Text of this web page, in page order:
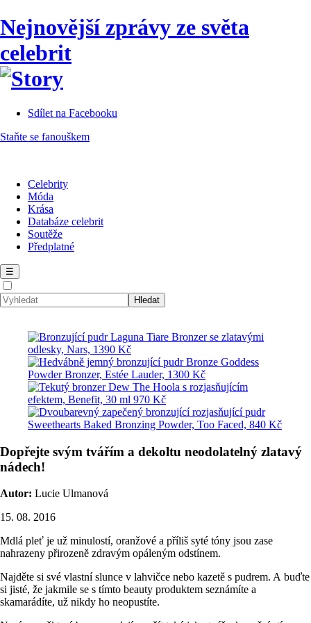
Nejnovější zprávy ze světa
celebrit
Sdílet na Facebooku
Staňte se fanouškem
Celebrity
Móda
Krása
Databáze celebrit
Soutěže
Předplatné
☰
Dopřejte svým tvářím a dekoltu neodolatelný zlatavý
nádech!
Autor: Lucie Ulmanová
15. 08. 2016
Mdlá pleť je už minulostí, oranžové a příliš syté tóny jsou zase
nahrazeny přirozeně zdravým opáleným odstínem.
Najděte si své vlastní slunce v lahvičce nebo kazetě s pudrem. A buďte
si jisté, že jakmile se s tímto beauty produktem seznámíte a
skamarádíte, už nikdy ho neopustíte.